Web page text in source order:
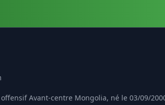
Avant-centre Mongolia, né le 03/09/